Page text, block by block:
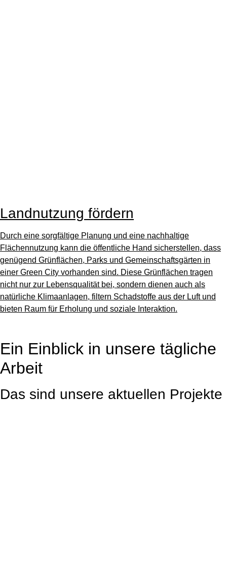
Landnutzung fördern
Durch eine sorgfältige Planung und eine nachhaltige
Flächennutzung kann die öffentliche Hand sicherstellen, dass
genügend Grünflächen, Parks und Gemeinschaftsgärten in
einer Green City vorhanden sind. Diese Grünflächen tragen
nicht nur zur Lebensqualität bei, sondern dienen auch als
natürliche Klimaanlagen, filtern Schadstoffe aus der Luft und
bieten Raum für Erholung und soziale Interaktion.
Ein Einblick in unsere tägliche
Arbeit
Das sind unsere aktuellen Projekte